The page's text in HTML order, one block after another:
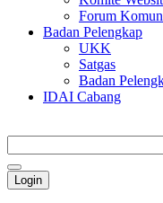
Forum
Badan Pelengkap
UKK
Satgas
Badan
IDAI Cabang
Login